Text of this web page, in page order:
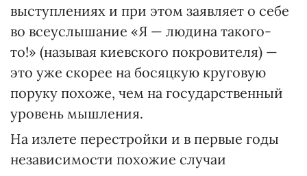
выступлениях и при этом заявляет о себе
во всеуслышание «Я — людина такого-
то!» (называя киевского покровителя) —
это уже скорее на босяцкую круговую
поруку похоже, чем на государственный
уровень мышления.
На излете перестройки и в первые годы
независимости похожие случаи